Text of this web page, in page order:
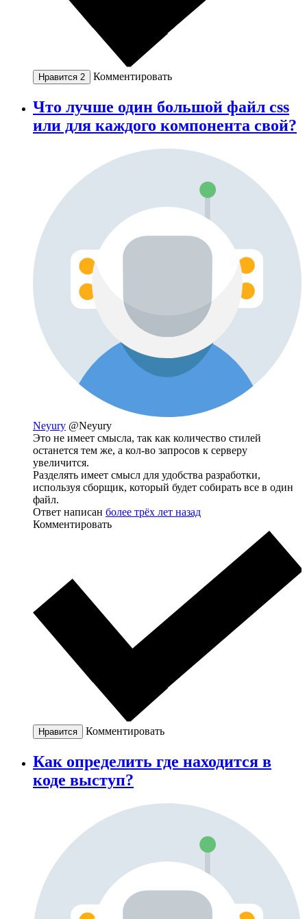
Нравится 2 Комментировать
Что лучше один большой файл css
или для каждого компонента свой?
Neyury @Neyury
Это не имеет смысла, так как количество стилей
останется тем же, а кол-во запросов к серверу
увеличится.
Разделять имеет смысл для удобства разработки,
используя сборщик, который будет собирать все в один
файл.
Ответ написан более трёх лет назад
Комментировать
Нравится Комментировать
Как определить где находится в
коде выступ?